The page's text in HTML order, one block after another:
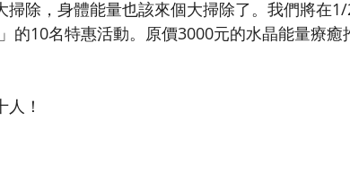
掃除，身體能量也該來個大掃除了。我們將在
的10名特惠活動。原價3000元的水晶能量療癒
！